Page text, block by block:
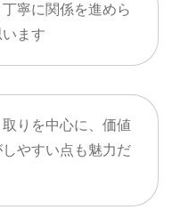
寧に関係を進めら
ます
りを中心に、価値
やすい点も魅力だ